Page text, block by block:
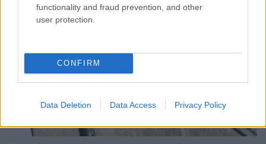
functionality and fraud prevention, and other
user protection.
CONFIRM
Data Deletion Data Access Privacy Policy